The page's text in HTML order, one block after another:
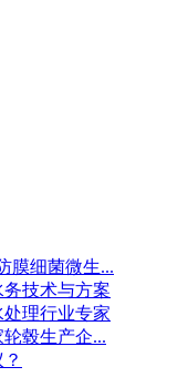
膜细菌微生...
技术与方案
理行业专家
毂生产企...